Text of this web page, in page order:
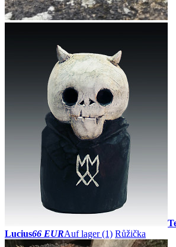
Lucius66 EURAuf lager (1) Růžička